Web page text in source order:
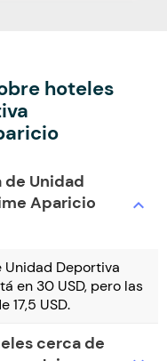
hoteles
Unidad
Aparicio
expand_more
Unidad Deportiva
en 30 USD, pero las
17,5 USD.
cerca de